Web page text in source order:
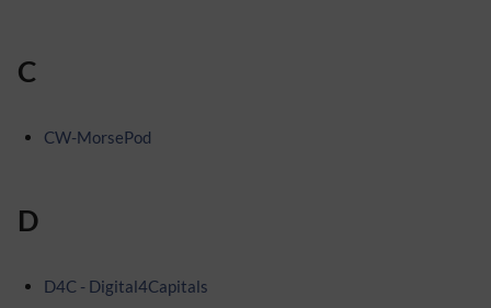
C
CW-MorsePod
D
D4C - Digital4Capitals